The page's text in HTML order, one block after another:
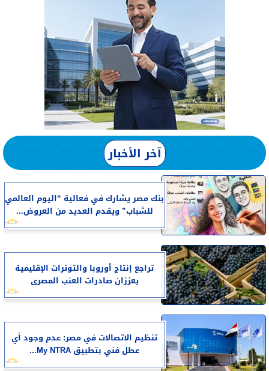
آخر الأخبار
بنك مصر يشارك في فعالية “اليوم العالمي
للشباب” ويقدم العديد من العروض...
تراجع إنتاج أوروبا والتوترات الإقليمية
يعززان صادرات العنب المصرى
تنظيم الاتصالات في مصر: عدم وجود أي
عطل فني بتطبيق My NTRA...